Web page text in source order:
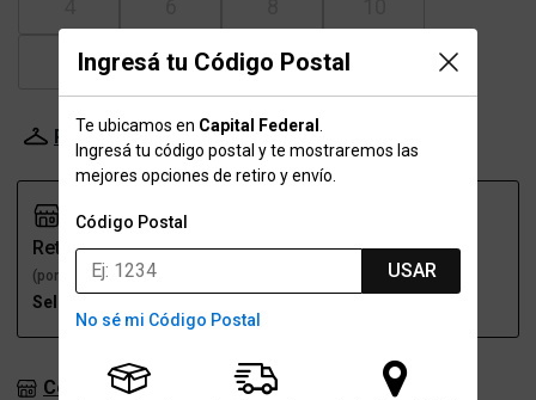
Ingresá tu Código Postal
Te ubicamos en Capital Federal
Ingresá tu código postal y te mostraremos las
mejores opciones de retiro y envío.
Código Postal
USAR
No sé mi Código Postal
12 14 16
Probador Virtual Tabla de talles
Retiro
(por una sucursal)
Seleccioná talle
Envío
Consultar stock en sucursales